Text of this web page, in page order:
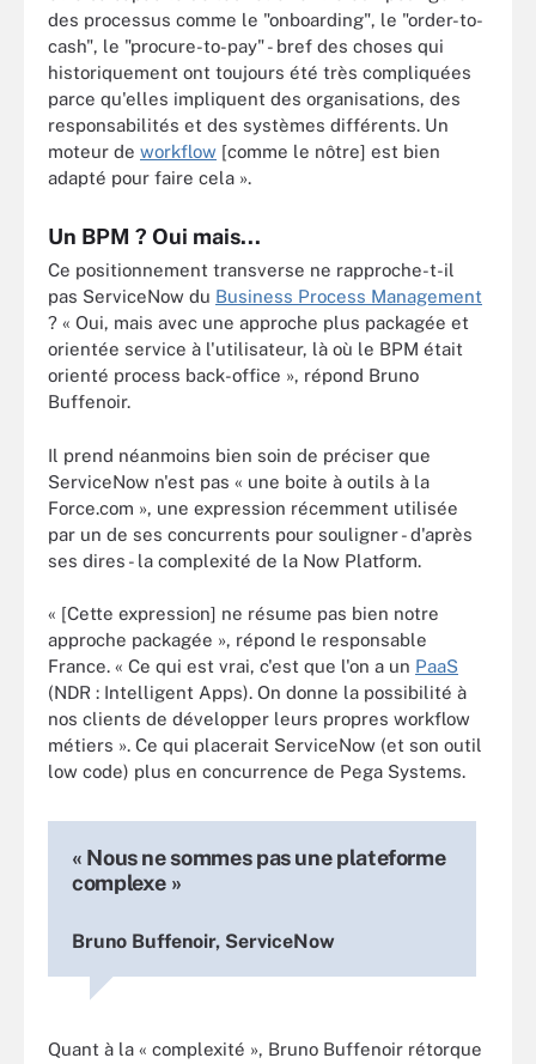
des processus comme le "onboarding", le "order-to-
cash", le "procure-to-pay" - bref des choses qui
historiquement ont toujours été très compliquées
parce qu'elles impliquent des organisations, des
responsabilités et des systèmes différents. Un
moteur de workflow [comme le nôtre] est bien
adapté pour faire cela ».
Un BPM ? Oui mais...
Ce positionnement transverse ne rapproche-t-il
pas ServiceNow du Business Process Management
? « Oui, mais avec une approche plus packagée et
orientée service à l'utilisateur, là où le BPM était
orienté process back-office », répond Bruno
Buffenoir.
Il prend néanmoins bien soin de préciser que
ServiceNow n'est pas « une boite à outils à la
Force.com », une expression récemment utilisée
par un de ses concurrents pour souligner - d'après
ses dires - la complexité de la Now Platform.
« [Cette expression] ne résume pas bien notre
approche packagée », répond le responsable
France. « Ce qui est vrai, c'est que l'on a un PaaS
(NDR : Intelligent Apps). On donne la possibilité à
nos clients de développer leurs propres workflow
métiers ». Ce qui placerait ServiceNow (et son outil
low code) plus en concurrence de Pega Systems.
« Nous ne sommes pas une plateforme
complexe »
Bruno Buffenoir, ServiceNow
Quant à la « complexité », Bruno Buffenoir rétorque